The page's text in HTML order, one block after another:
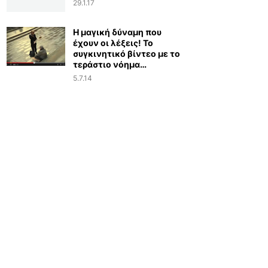
29.1.17
Η μαγική δύναμη που
έχουν οι λέξεις! Το
συγκινητικό βίντεο με το
τεράστιο νόημα…
5.7.14